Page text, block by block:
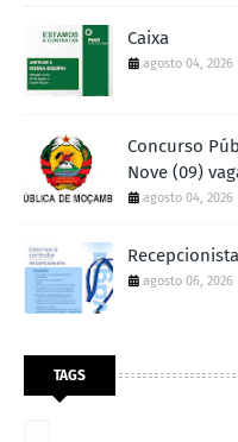
Caixa
agosto 04, 2026
Concurso
Nove (09)
agosto 04, 2026
Recepcionista
agosto 06, 2026
TAGS